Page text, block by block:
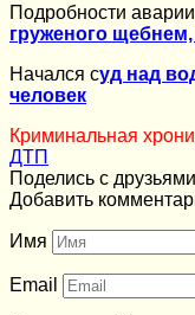
Подробности
груженого
Начался суд над
человек
Криминальная
ДТП
Поделись с друзьями
Добавить
Имя
Email